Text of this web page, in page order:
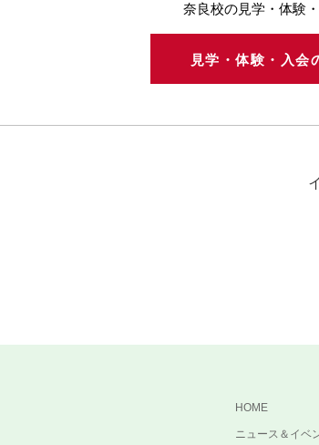
奈良校の見学・体験
見学・体験・入
HOME
ニュース＆イベ